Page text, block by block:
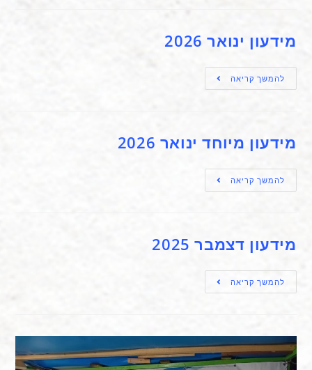
מידעון ינואר 2026
להמשך קריאה
מידעון מיוחד ינואר 2026
להמשך קריאה
מידעון דצמבר 2025
להמשך קריאה